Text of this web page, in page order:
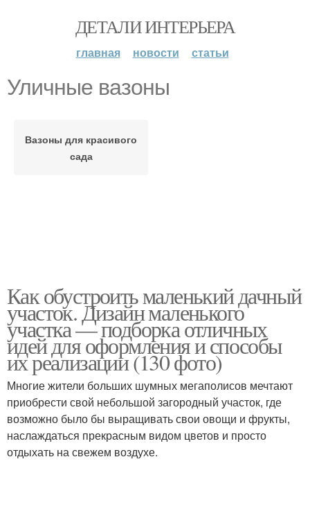
ДЕТАЛИ ИНТЕРЬЕРА
главная новости статьи
Уличные вазоны
Вазоны для красивого
сада
Как обустроить маленький дачный
участок. Дизайн маленького
участка — подборка отличных
идей для оформления и способы
их реализации (130 фото)
Многие жители больших шумных мегаполисов мечтают
приобрести свой небольшой загородный участок, где
возможно было бы выращивать свои овощи и фрукты,
наслаждаться прекрасным видом цветов и просто
отдыхать на свежем воздухе.